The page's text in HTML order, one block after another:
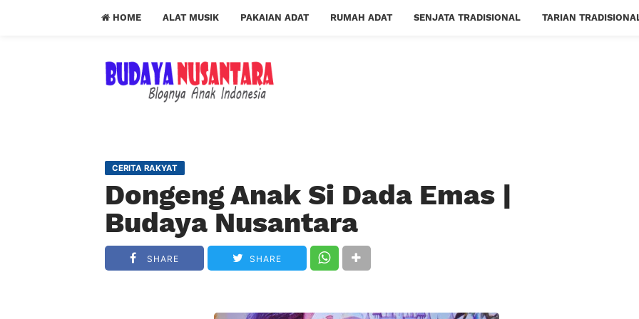
HOME ALAT MUSIK PAKAIAN ADAT RUMAH ADAT SENJATA TRADISIONAL TARIAN
CERITA RAKYAT
Dongeng Anak Si Dada Emas |
Budaya Nusantara
SHARE SHARE